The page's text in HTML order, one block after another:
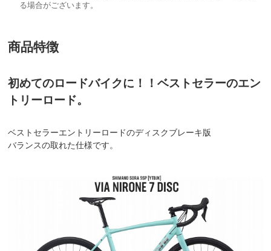
る場合がございます。
商品特徴
初めてのロードバイクに！！ベストセラーのエン
トリーロード。
ベストセラーエントリーロードのディスクブレーキ版
バランスの取れた仕様です。